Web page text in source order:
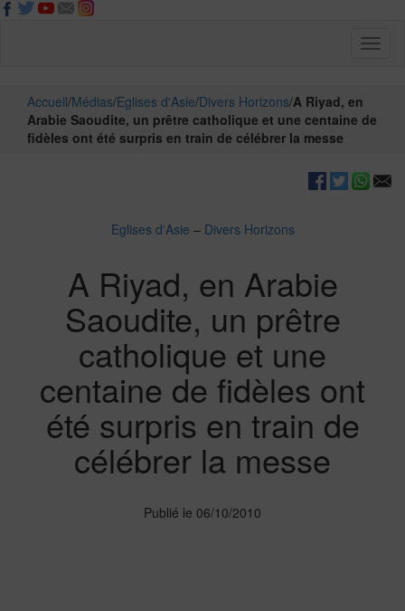
Accueil/Médias/Eglises d'Asie/Divers Horizons/A Riyad, en
Arabie Saoudite, un prêtre catholique et une centaine de
fidèles ont été surpris en train de célébrer la messe
Eglises d'Asie – Divers Horizons
A Riyad, en Arabie
Saoudite, un prêtre
catholique et une
centaine de fidèles ont
été surpris en train de
célébrer la messe
Publié le 06/10/2010